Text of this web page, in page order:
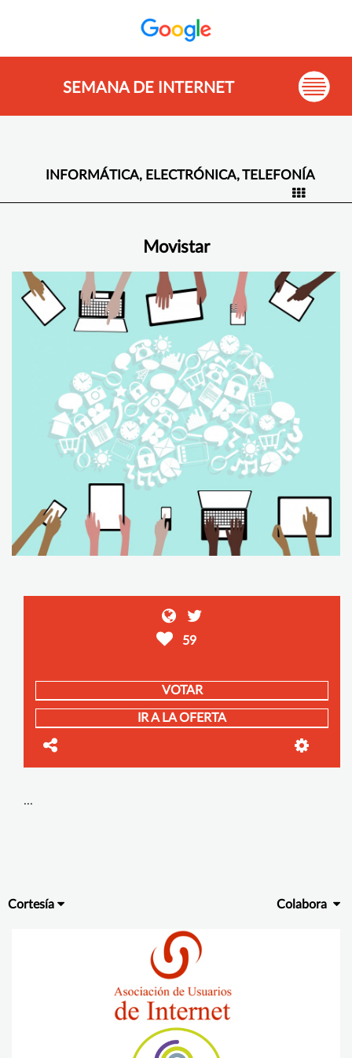
SEMANA DE INTERNET
INFORMÁTICA, ELECTRÓNICA, TELEFONÍA
Movistar
59
VOTAR
IR A LA OFERTA
...
Cortesía Colabora